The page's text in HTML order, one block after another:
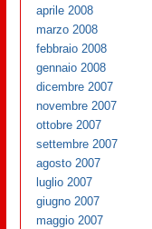
aprile 2008
marzo 2008
febbraio 2008
gennaio 2008
dicembre 2007
novembre 2007
ottobre 2007
settembre 2007
agosto 2007
luglio 2007
giugno 2007
maggio 2007